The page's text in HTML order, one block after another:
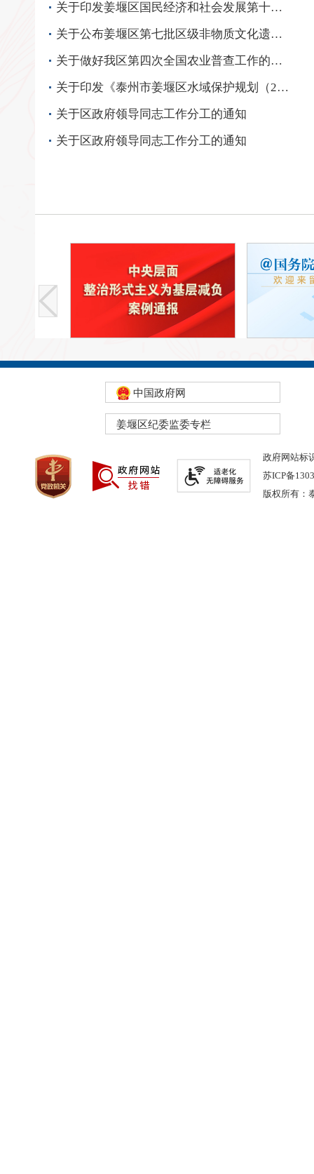
关于印发姜堰区国民经济和社会发展第十五个五年规划纲要的通知
关于公布姜堰区第七批区级非物质文化遗产名录的通知
关于做好我区第四次全国农业普查工作的通知
关于印发《泰州市姜堰区水域保护规划（2024-2035年）》的通知
关于区政府领导同志工作分工的通知
关于区政府领导同志工作分工的通知
中国政府网
姜堰区纪委监委专栏
政府网站标
苏ICP备
版权所有：